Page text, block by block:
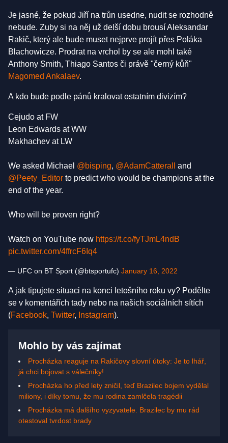
Je jasné, že pokud Jiří na trůn usedne, nudit se rozhodně
nebude. Zuby si na něj už delší dobu brousí Aleksandar
Rakič, který ale bude muset nejprve projít přes Poláka
Blachowicze. Prodrat na vrchol by se ale mohl také
Anthony Smith, Thiago Santos či právě "černý kůň"
Magomed Ankalaev.
A kdo bude podle pánů kralovat ostatním divizím?
Cejudo at FW
Leon Edwards at WW
Makhachev at LW
We asked Michael @bisping, @AdamCatterall
and
@Peety_Editor to predict who would be champions at the
end of the year.
Who will be proven right?
Watch on YouTube now https://t.co/fyTJmL4ndB
pic.twitter.com/4ffrcF6Iq4
— UFC on BT Sport (@btsportufc) January 16, 2022
A jak tipujete situaci na konci letošního roku vy? Podělte
se v komentářích tady nebo na našich sociálních sítích
(Facebook, Twitter, Instagram).
Mohlo by vás zajímat
Procházka reaguje na Rakičovy slovní útoky: Je to lhář,
já chci bojovat s válečníky!
Procházka ho před lety zničil, teď Brazilec bojem vydělal
miliony, i díky tomu, že mu rodina zamlčela tragédii
Procházka má dalšího vyzyvatele. Brazilec by mu rád
otestoval tvrdost brady